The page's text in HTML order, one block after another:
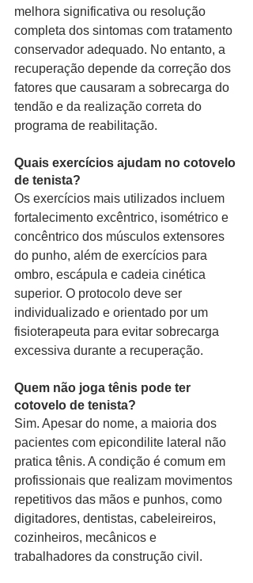
melhora significativa ou resolução
completa dos sintomas com tratamento
conservador adequado. No entanto, a
recuperação depende da correção dos
fatores que causaram a sobrecarga do
tendão e da realização correta do
programa de reabilitação.
Quais exercícios ajudam no cotovelo
de tenista?
Os exercícios mais utilizados incluem
fortalecimento excêntrico, isométrico e
concêntrico dos músculos extensores
do punho, além de exercícios para
ombro, escápula e cadeia cinética
superior. O protocolo deve ser
individualizado e orientado por um
fisioterapeuta para evitar sobrecarga
excessiva durante a recuperação.
Quem não joga tênis pode ter
cotovelo de tenista?
Sim. Apesar do nome, a maioria dos
pacientes com epicondilite lateral não
pratica tênis. A condição é comum em
profissionais que realizam movimentos
repetitivos das mãos e punhos, como
digitadores, dentistas, cabeleireiros,
cozinheiros, mecânicos e
trabalhadores da construção civil.